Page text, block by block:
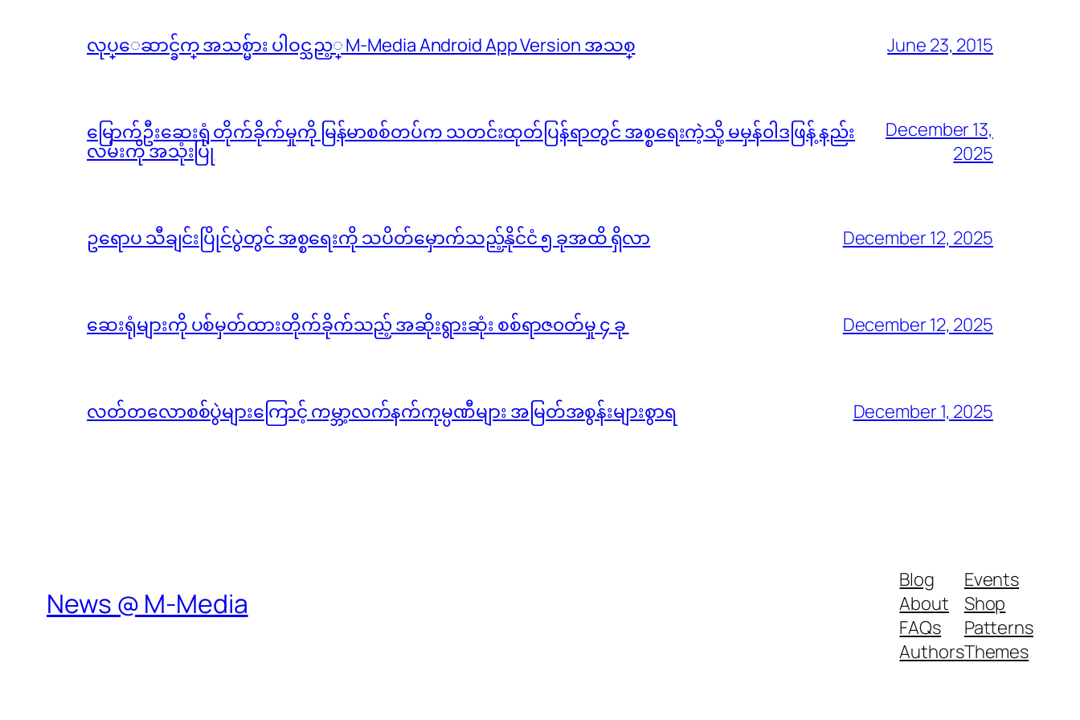
လုပ္ေဆာင္ခ်က္ အသစ္မ်ား ပါဝင္သည့္ M-Media Android App Version အသစ္ June 23, 2015
မြောက်ဦးဆေးရုံ တိုက်ခိုက်မှုကို မြန်မာစစ်တပ်က သတင်းထုတ်ပြန်ရာတွင် အစ္စရေးကဲ့သို့ မမှန်၀ါဒဖြန့် နည်း
လမ်းကို အသုံးပြု
December 13,
2025
ဥရောပ သီချင်းပြိုင်ပွဲတွင် အစ္စရေးကို သပိတ်မှောက်သည့်နိုင်ငံ ၅ ခုအထိ ရှိလာ December 12, 2025
ဆေးရုံများကို ပစ်မှတ်ထားတိုက်ခိုက်သည့် အဆိုးရွားဆုံး စစ်ရာဇ၀တ်မှု ၄ ခု December 12, 2025
လတ်တလောစစ်ပွဲများကြောင့် ကမ္ဘာ့လက်နက်ကုမ္ပဏီများ အမြတ်အစွန်းများစွာရ December 1, 2025
News @ M-Media
Blog
About
FAQs
Authors
Events
Shop
Patterns
Themes